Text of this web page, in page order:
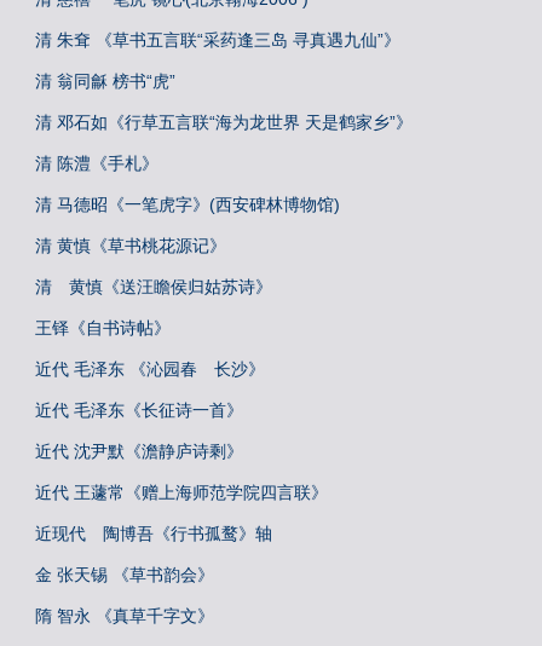
清 朱耷 《草书五言联“采药逢三岛 寻真遇九仙”》
清 翁同龢 榜书“虎”
清 邓石如《行草五言联“海为龙世界 天是鹤家乡”》
清 陈澧《手札》
清 马德昭《一笔虎字》(西安碑林博物馆)
清 黄慎《草书桃花源记》
清 黄慎《送汪瞻侯归姑苏诗》
王铎《自书诗帖》
近代 毛泽东 《沁园春 长沙》
近代 毛泽东《长征诗一首》
近代 沈尹默《澹静庐诗剩》
近代 王蘧常《赠上海师范学院四言联》
近现代 陶博吾《行书孤鹜》轴
金 张天锡 《草书韵会》
隋 智永 《真草千字文》